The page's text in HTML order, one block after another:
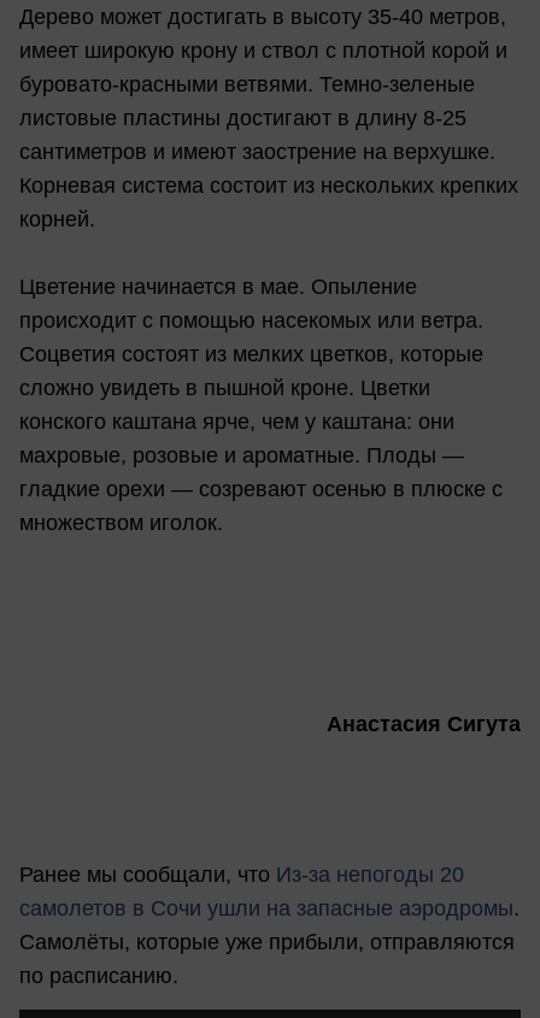
Дерево может достигать в высоту 35-40 метров,
имеет широкую крону и ствол с плотной корой и
буровато-красными ветвями. Темно-зеленые
листовые пластины достигают в длину 8-25
сантиметров и имеют заострение на верхушке.
Корневая система состоит из нескольких крепких
корней.
Цветение начинается в мае. Опыление
происходит с помощью насекомых или ветра.
Соцветия состоят из мелких цветков, которые
сложно увидеть в пышной кроне. Цветки
конского каштана ярче, чем у каштана: они
махровые, розовые и ароматные. Плоды —
гладкие орехи — созревают осенью в плюске с
множеством иголок.
Анастасия Сигута
Ранее мы сообщали, что Из-за непогоды 20
самолетов в Сочи ушли на запасные аэродромы.
Самолёты, которые уже прибыли, отправляются
по расписанию.